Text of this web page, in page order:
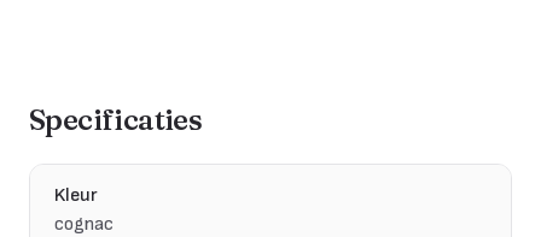
Specificaties
Kleur
cognac